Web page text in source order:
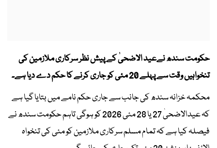
حکومت سندھ نے​عید الاضحیٰ کے پیش نظر سرکاری ملازمین کی
تنخواہیں وقت سے پہلے 20 مئی کو جاری کرنے کا حکم دے دیا ہے۔
محکمہ خزانہ سندھ کی جانب سے جاری حکم نامے میں بتایا گیا ہے
کہ عیدالاضحیٰ 27 یا 28 مئی 2026 کو ہوگی تاہم حکومت ​سندھ نے
فیصلہ کیا ہے کہ تمام مسلم سرکاری ملازمین کو مئی کی تنخواہ